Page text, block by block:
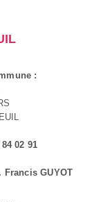
:
02 91
Francis GUYOT